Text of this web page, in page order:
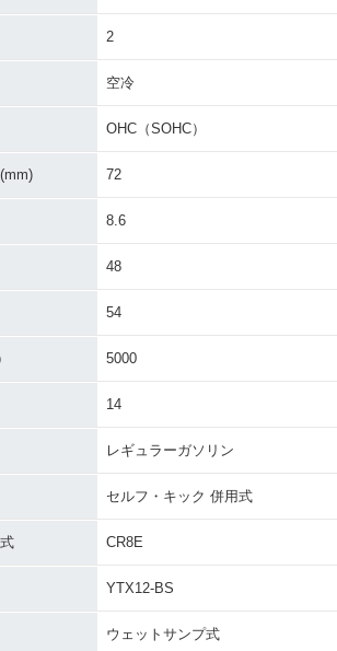
2005年 W650 アップハ
ンドル仕様・カラーチェ
Version アップハンドル
2001年 W650 アップハ
ェンジ
1999年 W650 ローハン
2
空冷
OHC（SOHC）
72
8.6
48
54
5000
14
レギュラーガソリン
セルフ・キック 併用式
CR8E
YTX12-BS
ウェットサンプ式